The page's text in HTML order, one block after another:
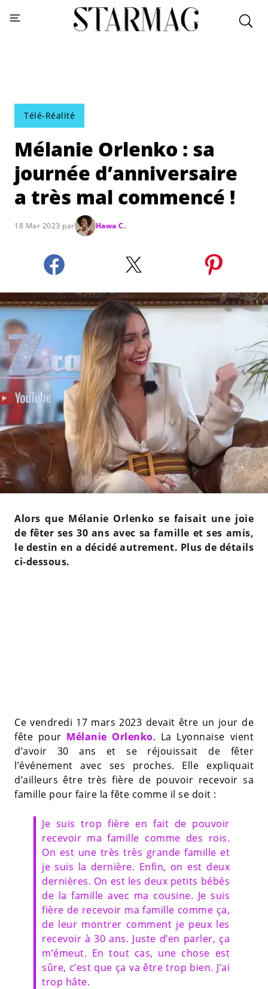
Télé-Réalité
Mélanie Orlenko : sa
journée d’anniversaire
a très mal commencé !
18 Mar 2023 par Hawa C.
Alors que Mélanie Orlenko se faisait une joie
de fêter ses 30 ans avec sa famille et ses amis,
le destin en a décidé autrement. Plus de détails
ci-dessous.
Ce vendredi 17 mars 2023 devait être un jour de
fête pour Mélanie Orlenko. La Lyonnaise vient
d’avoir 30 ans et se réjouissait de fêter
l’événement avec ses proches. Elle expliquait
d’ailleurs être très fière de pouvoir recevoir sa
famille pour faire la fête comme il se doit :
Je suis trop fière en fait de pouvoir
recevoir ma famille comme des rois.
On est une très très grande famille et
je suis la dernière. Enfin, on est deux
dernières. On est les deux petits bébés
de la famille avec ma cousine. Je suis
fière de recevoir ma famille comme ça,
de leur montrer comment je peux les
recevoir à 30 ans. Juste d’en parler, ça
m’émeut. En tout cas, une chose est
sûre, c’est que ça va être trop bien. J’ai
trop hâte.